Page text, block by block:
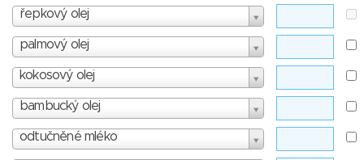
řepkový olej
palmový olej
kokosový olej
bambucký olej
odtučněné mléko